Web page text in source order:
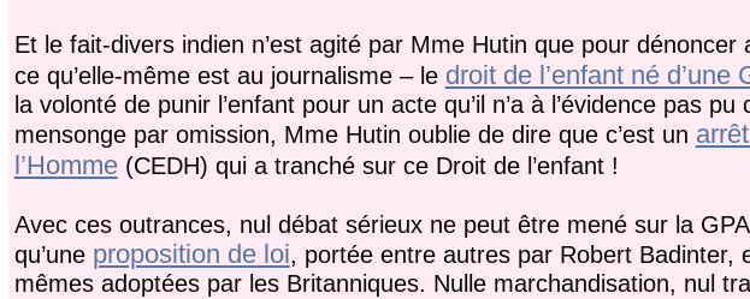
Et le fait-divers indien n’est agité par Mme Hutin que pour dénoncer
ce qu’elle-même est au journalisme – le droit de l’enfant né d’une
la volonté de punir l’enfant pour un acte qu’il n’a à l’évidence pas
mensonge par omission, Mme Hutin oublie de dire que c’est un
l’Homme(CEDH) qui a tranché sur ce Droit de l’enfant !
Avec ces outrances, nul débat sérieux ne peut être mené sur la
qu’une proposition de loi, portée entre autres par Robert Badinter,
mêmes adoptées par les Britanniques. Nulle marchandisation, nul